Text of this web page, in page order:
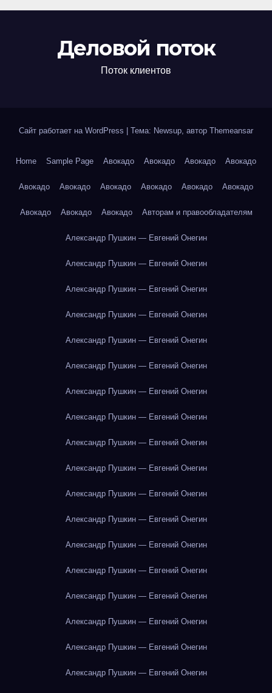
Деловой поток
Поток клиентов
Сайт работает на WordPress Тема: Newsup, автор Themeansar
Home Sample Page Авокадо Авокадо Авокадо Авокадо
Авокадо Авокадо Авокадо Авокадо Авокадо Авокадо
Авокадо Авокадо Авокадо Авторам и правообладателям
Александр Пушкин — Евгений Онегин
Александр Пушкин — Евгений Онегин
Александр Пушкин — Евгений Онегин
Александр Пушкин — Евгений Онегин
Александр Пушкин — Евгений Онегин
Александр Пушкин — Евгений Онегин
Александр Пушкин — Евгений Онегин
Александр Пушкин — Евгений Онегин
Александр Пушкин — Евгений Онегин
Александр Пушкин — Евгений Онегин
Александр Пушкин — Евгений Онегин
Александр Пушкин — Евгений Онегин
Александр Пушкин — Евгений Онегин
Александр Пушкин — Евгений Онегин
Александр Пушкин — Евгений Онегин
Александр Пушкин — Евгений Онегин
Александр Пушкин — Евгений Онегин
Александр Пушкин — Евгений Онегин